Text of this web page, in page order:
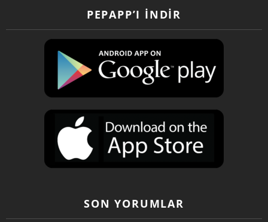
PEPAPP’I İNDIR
SON YORUMLAR